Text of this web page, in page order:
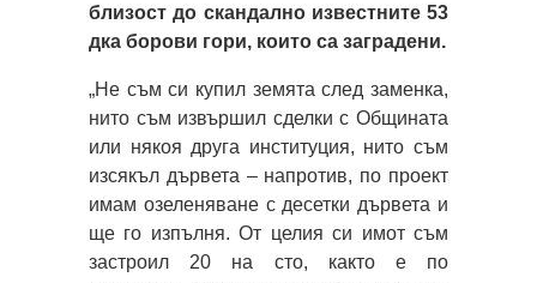
близост до скандално известните 53
дка борови гори, които са заградени.
„Не съм си купил земята след заменка,
нито съм извършил сделки с Общината
или някоя друга институция, нито съм
изсякъл дървета – напротив, по проект
имам озеленяване с десетки дървета и
ще го изпълня. От целия си имот съм
застроил 20 на сто, както е по